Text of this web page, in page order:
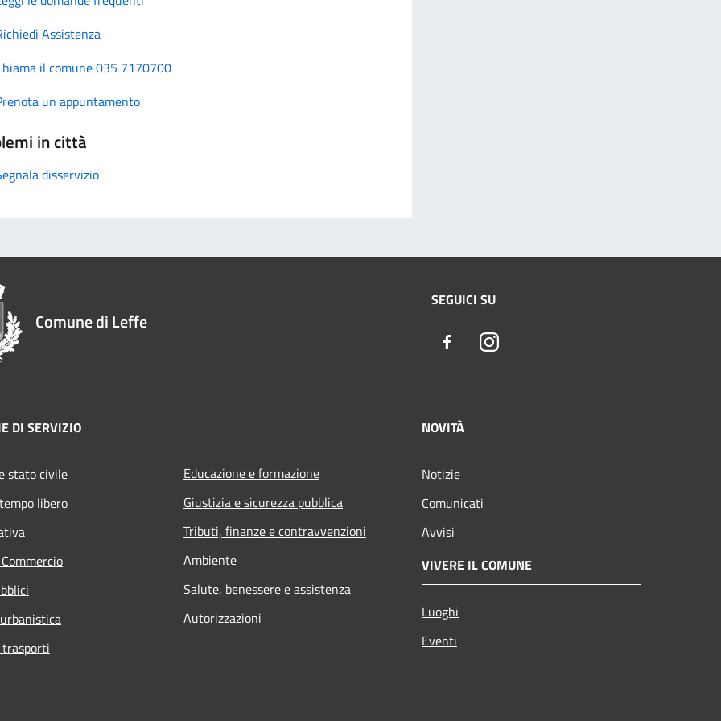
Assistenza
il comune 035 7170700
un appuntamento
in città
disservizio
Comune di Leffe
SEGUICI SU
FacebookInstagram
DI SERVIZIO
stato civile
libero
Educazione e formazione
Giustizia e sicurezza pubblica
Tributi, finanze e contravvenzioni
Ambiente
Salute, benessere e assistenza
Autorizzazioni
NOVITÀ
Notizie
Comunicati
Avvisi
VIVERE IL COMUNE
Luoghi
Eventi